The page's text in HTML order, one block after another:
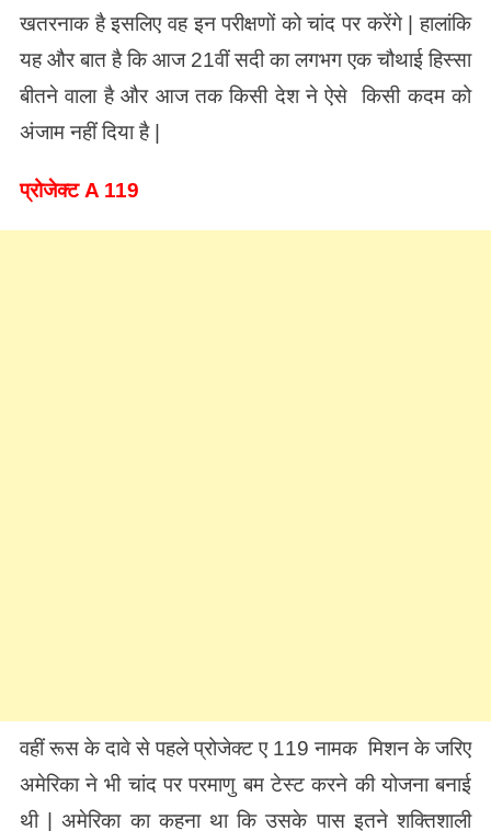
खतरनाक है इसलिए वह इन परीक्षणों को चांद पर करेंगे | हालांकि
यह और बात है कि आज 21वीं सदी का लगभग एक चौथाई हिस्सा
बीतने वाला है और आज तक किसी देश ने ऐसे किसी कदम को
अंजाम नहीं दिया है |
प्रोजेक्ट A 119
वहीं रूस के दावे से पहले प्रोजेक्ट ए 119 नामक मिशन के जरिए
अमेरिका ने भी चांद पर परमाणु बम टेस्ट करने की योजना बनाई
थी | अमेरिका का कहना था कि उसके पास इतने शक्तिशाली